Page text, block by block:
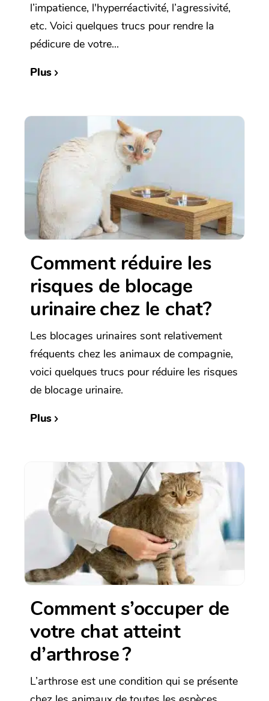
l’impatience, l'hyperréactivité, l’agressivité,
etc. Voici quelques trucs pour rendre la
pédicure de votre...
Plus
Comment réduire les
risques de blocage
urinaire chez le chat?
Les blocages urinaires sont relativement
fréquents chez les animaux de compagnie,
voici quelques trucs pour réduire les risques
de blocage urinaire.
Plus
Comment s’occuper de
votre chat atteint
d’arthrose ?
L’arthrose est une condition qui se présente